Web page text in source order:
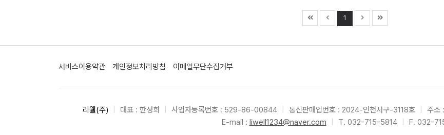
1
서비스이용약관 개인정보처리방침 이메일무단수집거부
리웰(주) 대표 : 한성희 사업자등록번호 : 529-86-00844 통신판매업번호 : 2024-인천서구-3118호
주소
E-mail : liwell1234@naver.com T. 032-715-5814 F. 032-